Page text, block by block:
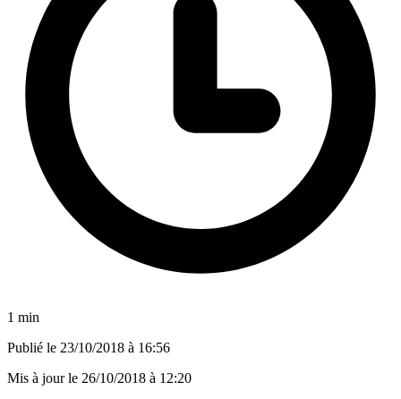
1 min
Publié le 23/10/2018 à 16:56
Mis à jour le 26/10/2018 à 12:20